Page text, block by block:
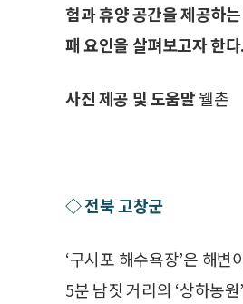
험과 휴양 공간을 제공하
패 요인을 살펴보고자 한다.
사진 제공 및 도움말웰촌
◇ 전북 고창군
‘구시포 해수욕장’은 해
5분 남짓 거리의 ‘상하농